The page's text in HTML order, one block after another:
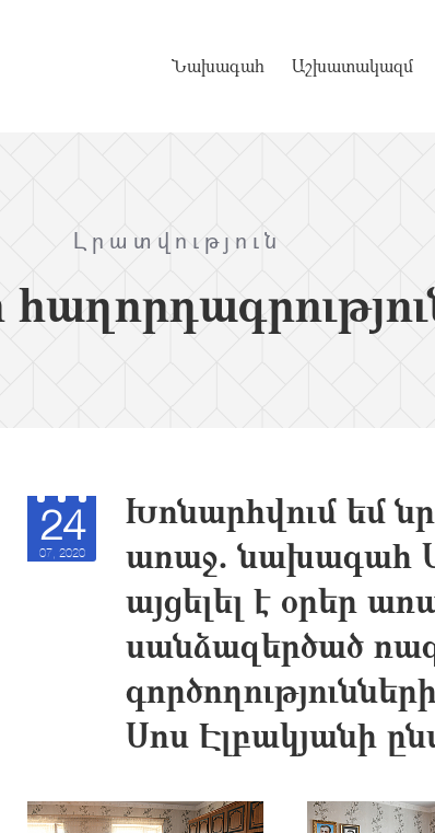
Նախագահ Աշխատակազմ
Լրատվություն
24
07, 2020
Խոնարհվում եմ
առաջ. նախագահ
այցելել է օրեր
սանձազերծած
Սոս Էլբակյանի